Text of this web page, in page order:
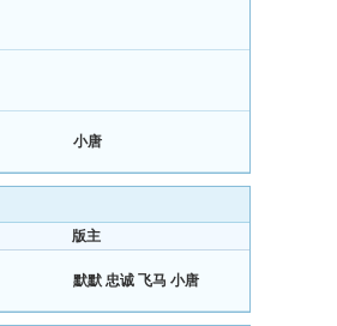
小唐
版主
默默 忠诚 飞马 小唐